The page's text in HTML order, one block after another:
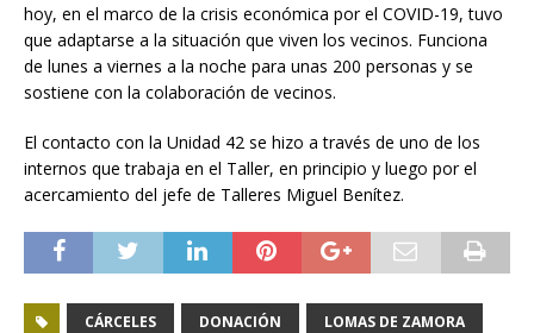
hoy, en el marco de la crisis económica por el COVID-19, tuvo
que adaptarse a la situación que viven los vecinos. Funciona
de lunes a viernes a la noche para unas 200 personas y se
sostiene con la colaboración de vecinos.
El contacto con la Unidad 42 se hizo a través de uno de los
internos que trabaja en el Taller, en principio y luego por el
acercamiento del jefe de Talleres Miguel Benítez.
CÁRCELES DONACIÓN LOMAS DE ZAMORA